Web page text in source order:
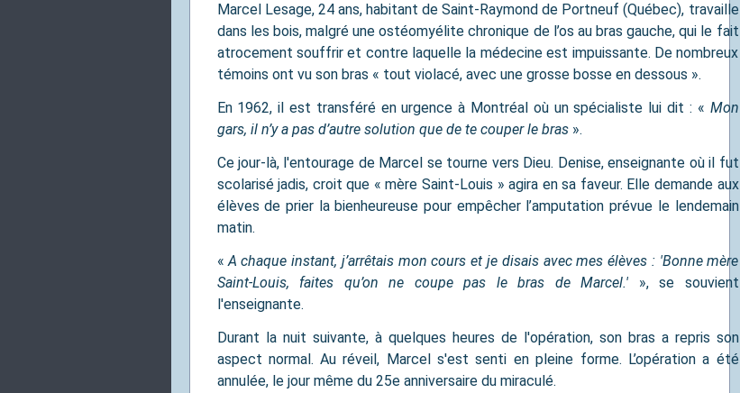
Marcel Lesage, 24 ans, habitant de Saint-Raymond de Portneuf (Québec), travaille
dans les bois, malgré une ostéomyélite chronique de l’os au bras gauche, qui le fait
atrocement souffrir et contre laquelle la médecine est impuissante. De nombreux
témoins ont vu son bras « tout violacé, avec une grosse bosse en dessous ».
En 1962, il est transféré en urgence à Montréal où un spécialiste lui dit : « Mon
gars, il n’y a pas d’autre solution que de te couper le bras ».
Ce jour-là, l'entourage de Marcel se tourne vers Dieu. Denise, enseignante où il fut
scolarisé jadis, croit que « mère Saint-Louis » agira en sa faveur. Elle demande aux
élèves de prier la bienheureuse pour empêcher l’amputation prévue le lendemain
matin.
«A chaque instant, j’arrêtais mon cours et je disais avec mes élèves : 'Bonne mère
Saint-Louis, faites qu’on ne coupe pas le bras de Marcel.' », se souvient
l'enseignante.
Durant la nuit suivante, à quelques heures de l'opération, son bras a repris son
aspect normal. Au réveil, Marcel s'est senti en pleine forme. L’opération a été
annulée, le jour même du 25e anniversaire du miraculé.